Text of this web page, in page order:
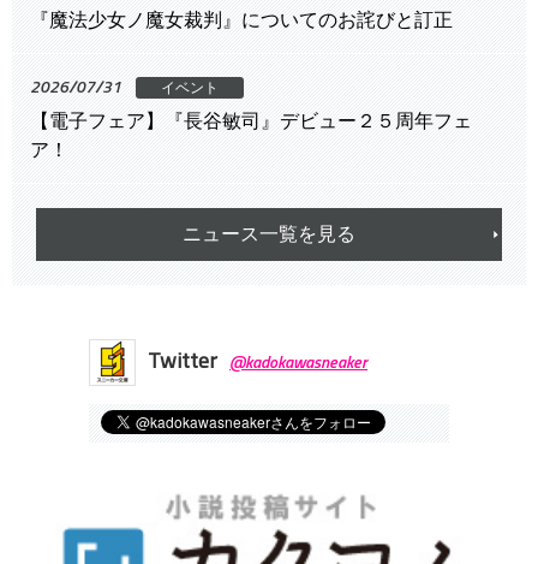
『魔法少女ノ魔女裁判』についてのお詫びと訂正
2026/07/31 イベント
【電子フェア】『長谷敏司』デビュー２５周年フェ
ア！
ニュース一覧を見る
Twitter @kadokawasneaker